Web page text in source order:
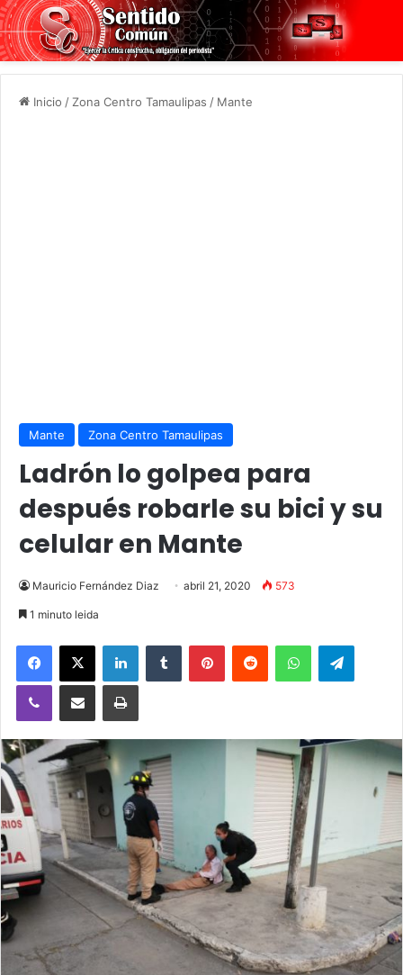
Inicio / Zona Centro Tamaulipas / Mante
Mante Zona Centro Tamaulipas
Ladrón lo golpea para
después robarle su bici y su
celular en Mante
Mauricio Fernández Diaz abril 21, 2020 573
1 minuto leida
Facebook
X LinkedInTumblr PinterestReddit WhatsApp
Viber Compartir vía email Imprimir